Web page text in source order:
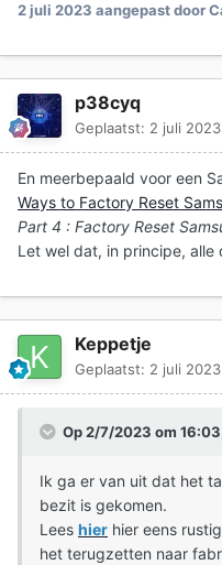
2 juli 2023 aangepast door
p38cyq
Geplaatst: 2 juli 2023
En meerbepaald voor een
Ways to Factory Reset
Part 4 : Factory Reset
Let wel dat, in principe,
Keppetje
Geplaatst: 2 juli 2023
Op 2/7/2023 om
Ik ga er van uit dat het
bezit is gekomen.
Lees hier hier eens
het terugzetten naar